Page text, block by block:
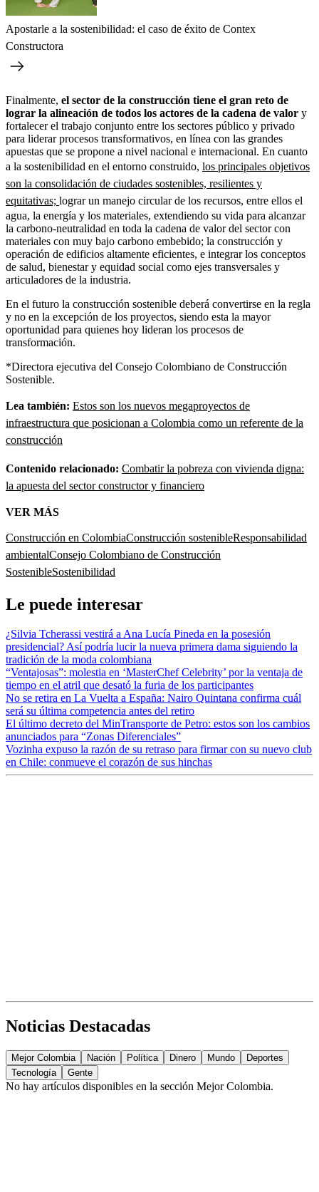
Apostarle a la sostenibilidad: el caso de éxito de Contex
Constructora
Finalmente, el sector de la construcción tiene el gran reto de
lograr la alineación de todos los actores de la cadena de valor y
fortalecer el trabajo conjunto entre los sectores público y privado
para liderar procesos transformativos, en línea con las grandes
apuestas que se propone a nivel nacional e internacional. En cuanto
a la sostenibilidad en el entorno construido, los principales objetivos
son la consolidación de ciudades sostenibles, resilientes y
equitativas; lograr un manejo circular de los recursos, entre ellos el
agua, la energía y los materiales, extendiendo su vida para alcanzar
la carbono-neutralidad en toda la cadena de valor del sector con
materiales con muy bajo carbono embebido; la construcción y
operación de edificios altamente eficientes, e integrar los conceptos
de salud, bienestar y equidad social como ejes transversales y
articuladores de la industria.
En el futuro la construcción sostenible deberá convertirse en la regla
y no en la excepción de los proyectos, siendo esta la mayor
oportunidad para quienes hoy lideran los procesos de
transformación.
*Directora ejecutiva del Consejo Colombiano de Construcción
Sostenible.
Lea también: Estos son los nuevos megaproyectos de
infraestructura que posicionan a Colombia como un referente de la
construcción
Contenido relacionado: Combatir la pobreza con vivienda digna:
la apuesta del sector constructor y financiero
VER MÁS
Construcción en ColombiaConstrucción sostenibleResponsabilidad
ambientalConsejo Colombiano de Construcción
SostenibleSostenibilidad
Le puede interesar
¿Silvia Tcherassi vestirá a Ana Lucía Pineda en la posesión
presidencial? Así podría lucir la nueva primera dama siguiendo la
tradición de la moda colombiana
“Ventajosas”: molestia en ‘MasterChef Celebrity’ por la ventaja de
tiempo en el atril que desató la furia de los participantes
No se retira en La Vuelta a España: Nairo Quintana confirma cuál
será su última competencia antes del retiro
El último decreto del MinTransporte de Petro: estos son los cambios
anunciados para “Zonas Diferenciales”
Vozinha expuso la razón de su retraso para firmar con su nuevo club
en Chile: conmueve el corazón de sus hinchas
Noticias Destacadas
Mejor Colombia Nación Política Dinero Mundo
Deportes
Tecnología
Gente
No hay artículos disponibles en la sección Mejor Colombia.